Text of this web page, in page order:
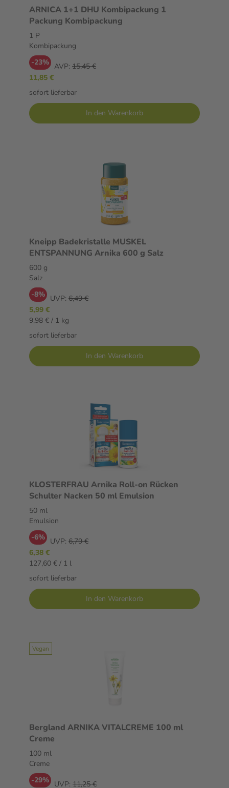
ARNICA 1+1 DHU Kombipackung 1
Packung Kombipackung
1 P
Kombipackung
-23% AVP: 15,45 €
11,85 €
sofort lieferbar
In den Warenkorb
Kneipp Badekristalle MUSKEL
ENTSPANNUNG Arnika 600 g Salz
600 g
Salz
-8% UVP: 6,49 €
5,99 €
9,98 € / 1 kg
sofort lieferbar
In den Warenkorb
KLOSTERFRAU Arnika Roll-on Rücken
Schulter Nacken 50 ml Emulsion
50 ml
Emulsion
-6% UVP: 6,79 €
6,38 €
127,60 € / 1 l
sofort lieferbar
In den Warenkorb
Vegan
Bergland ARNIKA VITALCREME 100 ml
Creme
100 ml
Creme
-29% UVP: 11,25 €